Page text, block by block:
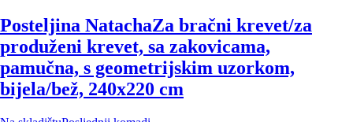
Posteljina NatachaZa bračni krevet/za
produženi krevet, sa zakovicama,
pamučna, s geometrijskim uzorkom,
bijela/bež, 240x220 cm